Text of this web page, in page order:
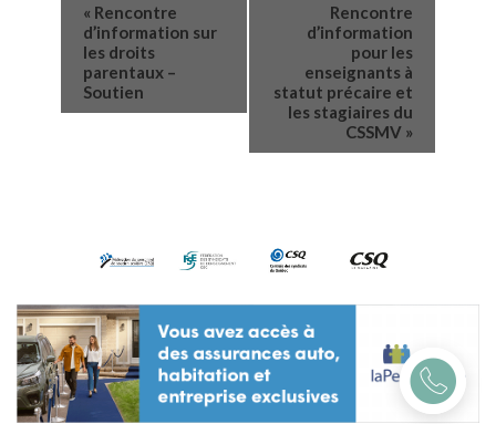
« Rencontre
d’information sur
les droits
parentaux –
Soutien
Rencontre
d’information
pour les
enseignants à
statut précaire et
les stagiaires du
CSSMV »